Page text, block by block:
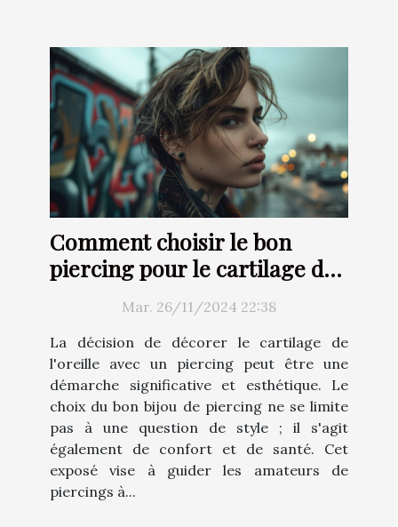
Comment choisir le bon
piercing pour le cartilage de
l'oreilleMar. 26/11/2024 22:38
La décision de décorer le cartilage de
l'oreille avec un piercing peut être une
démarche significative et esthétique. Le
choix du bon bijou de piercing ne se limite
pas à une question de style ; il s'agit
également de confort et de santé. Cet
exposé vise à guider les amateurs de
piercings à...